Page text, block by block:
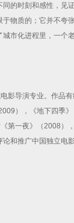
的时刻和感性，见
物质的；它并不夸
市化进程里，一个
影导演专业。作品
），《地下四季
第一夜》（2008）
和推广中国独立电